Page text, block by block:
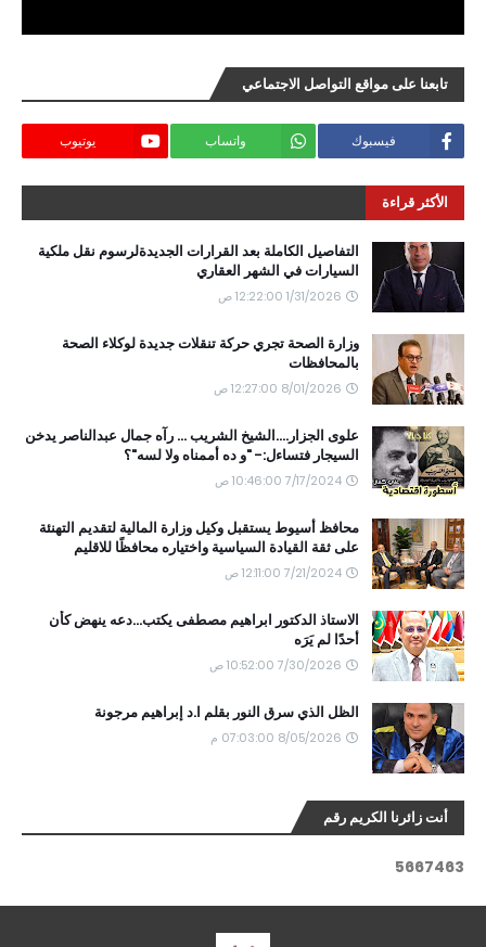
تابعنا على مواقع التواصل الاجتماعي
فيسبوك واتساب يوتيوب
الأكثر قراءة
التفاصيل الكاملة بعد القرارات الجديدةلرسوم نقل ملكية
السيارات في الشهر العقاري
1/31/2026 12:22:00 ص
وزارة الصحة تجري حركة تنقلات جديدة لوكلاء الصحة
بالمحافظات
8/01/2026 12:27:00 ص
علوى الجزار....الشيخ الشريب ... رآه جمال عبدالناصر يدخن
السيجار فتساءل:- "و ده أممناه ولا لسه"؟
7/17/2024 10:46:00 ص
محافظ أسيوط يستقبل وكيل وزارة المالية لتقديم التهنئة
على ثقة القيادة السياسية واختياره محافظًا للاقليم
7/21/2024 12:11:00 ص
الاستاذ الدكتور ابراهيم مصطفى يكتب...دعه ينهض كأن
أحدًا لم يَرَه
7/30/2026 10:52:00 ص
الظل الذي سرق النور بقلم ا.د إبراهيم مرجونة
8/05/2026 07:03:00 م
أنت زائرنا الكريم رقم
5667463